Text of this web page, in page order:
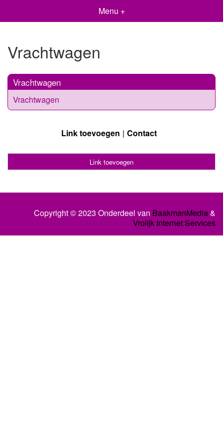
Menu +
Vrachtwagen
Vrachtwagen
Vrachtwagen
Link toevoegen Contact
Link toevoegen
Copyright © 2023 Onderdeel van BaakmanMedia&
Vrolijk Internet Services